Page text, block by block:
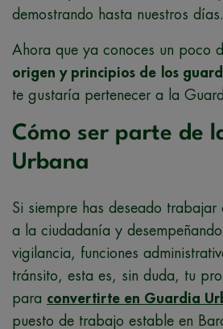
demostrando hasta nuestros días.
Ahora que ya conoces un poco
origen y principios de
los
te gustaría pertenecer a la
Cómo ser parte de
Urbana
Si siempre has deseado trabajar
a la ciudadanía y
vigilancia, funciones
tránsito, esta es, sin duda, tu
para convertirte en Guardia
puesto de trabajo estable en